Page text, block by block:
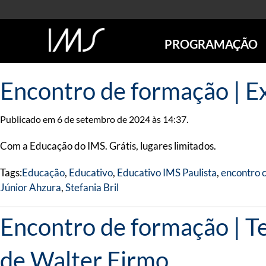
PROGRAMAÇÃO
SÃO PAULO
RIO DE JANEIRO
POÇOS DE CALDAS
EM CARTAZ
ANTERIORES
TOURS VIRTUAIS
VISITAS MEDIADAS
Encontro de formação​ |
Publicado em 6 de setembro de 2024 às 14:37.
Com a Educação do IMS. Grátis, lugares limitados.
Tags:Educação, Educativo, Educativo IMS Paulista,encontro
Júnior Ahzura,Stefania Bril
Encontro de formação |
de Walter Firmo